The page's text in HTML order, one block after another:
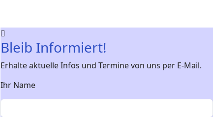
Bleib Informiert!
Erhalte aktuelle Infos und Termine von uns per E-Mail.
Ihr Name